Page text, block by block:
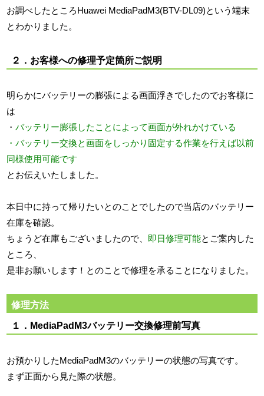
お調べしたところHuawei MediaPadM3(BTV-DL09)という端末
とわかりました。
２．お客様への修理予定箇所ご説明
明らかにバッテリーの膨張による画面浮きでしたのでお客様に
は
・バッテリー膨張したことによって画面が外れかけている
・バッテリー交換と画面をしっかり固定する作業を行えば以前
同様使用可能です
とお伝えいたしました。
本日中に持って帰りたいとのことでしたので当店のバッテリー
在庫を確認。
ちょうど在庫もございましたので、 即日修理可能とご案内した
ところ、
是非お願いします！とのことで修理を承ることになりました。
修理方法
１．MediaPadM3バッテリー交換修理前写真
お預かりしたMediaPadM3のバッテリーの状態の写真です。
まず正面から見た際の状態。